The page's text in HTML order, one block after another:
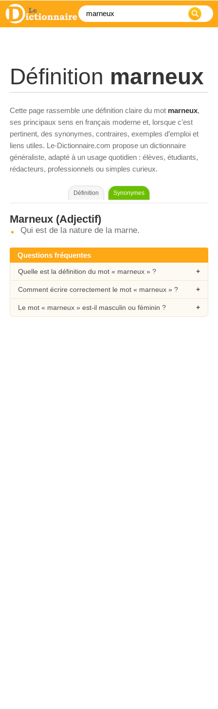
Définition marneux
Cette page rassemble une définition claire du mot marneux,
ses principaux sens en français moderne et, lorsque c’est
pertinent, des synonymes, contraires, exemples d’emploi et
liens utiles. Le-Dictionnaire.com propose un dictionnaire
généraliste, adapté à un usage quotidien : élèves, étudiants,
rédacteurs, professionnels ou simples curieux.
Définition Synonymes
Marneux (Adjectif)
Qui est de la nature de la marne.
Questions fréquentes
Quelle est la définition du mot « marneux » ?
Comment écrire correctement le mot « marneux » ?
Le mot « marneux » est-il masculin ou féminin ?